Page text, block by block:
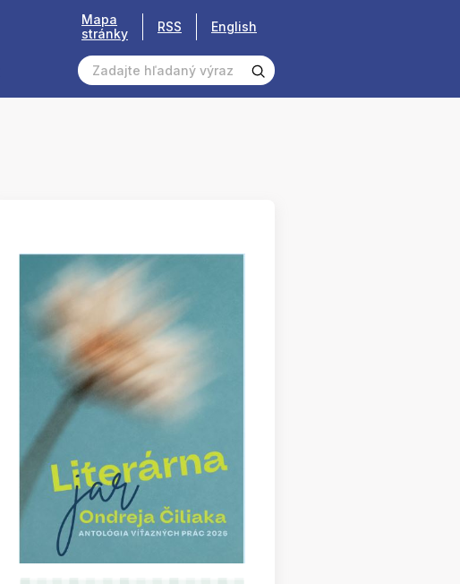
Mapa
stránky
RSS English